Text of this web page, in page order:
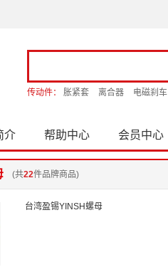
传动件： 胀紧套 离合器 电磁刹车
介 帮助中心 会员中心
(共22件品牌商品)
台湾盈锡YINSH螺母